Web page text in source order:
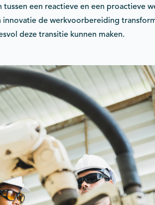
tussen een reactieve en een proactieve
de werkvoorbereiding
deze transitie kunnen maken.